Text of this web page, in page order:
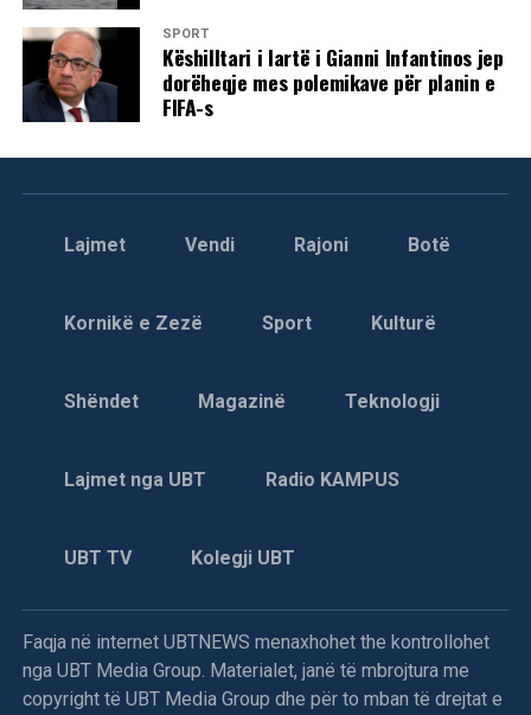
SPORT
Këshilltari i lartë i Gianni Infantinos jep
dorëheqje mes polemikave për planin e
FIFA-s
Lajmet Vendi Rajoni Botë
Kornikë e Zezë Sport Kulturë
Shëndet Magazinë Teknologji
Lajmet nga UBT Radio KAMPUS
UBT TV Kolegji UBT
Faqja në internet UBTNEWS menaxhohet the kontrollohet
nga UBT Media Group. Materialet, janë të mbrojtura me
copyright të UBT Media Group dhe për to mban të drejtat e